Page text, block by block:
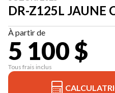
DR-Z125L JAUNE
À partir de
5 100 $
Tous frais inclus